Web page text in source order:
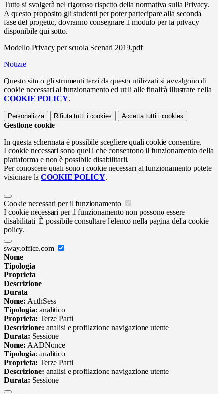
Tutto si svolgerà nel rigoroso rispetto della normativa sulla Privacy.
A questo proposito gli studenti per poter partecipare alla seconda
fase del progetto, dovranno consegnare il modulo per la privacy
disponibile qui sotto.
Modello Privacy per scuola Scenari 2019.pdf
Notizie
Questo sito o gli strumenti terzi da questo utilizzati si avvalgono di
cookie necessari al funzionamento ed utili alle finalità illustrate nella
COOKIE POLICY.
Personalizza Rifiuta tutti i cookies Accetta tutti i cookies
Gestione cookie
In questa schermata è possibile scegliere quali cookie consentire.
I cookie necessari sono quelli che consentono il funzionamento della
piattaforma e non è possibile disabilitarli.
Per conoscere quali sono i cookie necessari al funzionamento potete
visionare la COOKIE POLICY.
Cookie necessari per il funzionamento
I cookie necessari per il funzionamento non possono essere
disabilitati. È possibile consultare l'elenco nella pagina della cookie
policy.
sway.office.com
Nome
Tipologia
Proprieta
Descrizione
Durata
Nome: AuthSess
Tipologia: analitico
Proprieta: Terze Parti
Descrizione: analisi e profilazione navigazione utente
Durata: Sessione
Nome: AADNonce
Tipologia: analitico
Proprieta: Terze Parti
Descrizione: analisi e profilazione navigazione utente
Durata: Sessione